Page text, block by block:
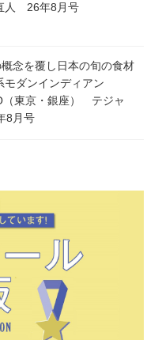
人 26年8月号
念を覆し日本の旬の食材
モダンインディアン
（東京・銀座） テジャ
8月号